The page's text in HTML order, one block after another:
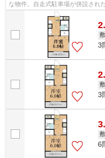
な物件。自走式駐車場が併設され
す。千葉市緑区エリアの賃貸情報は
3
3
6